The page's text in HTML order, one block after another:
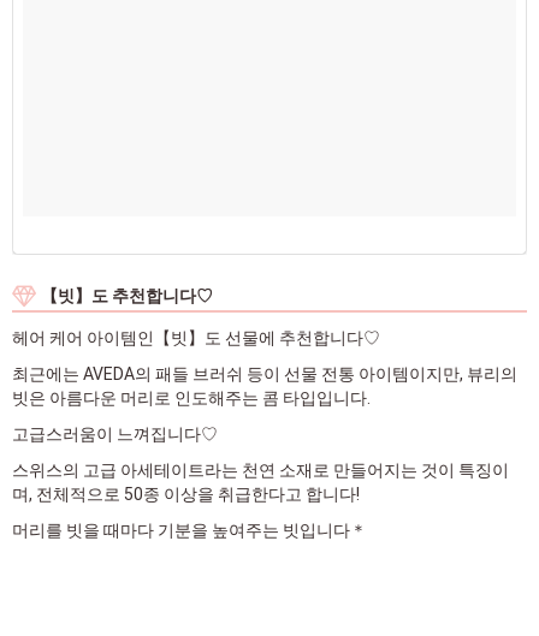
【빗】도 추천합니다♡
헤어 케어 아이템인【빗】도 선물에 추천합니다♡
최근에는 AVEDA의 패들 브러쉬 등이 선물 전통 아이템이지만, 뷰리의
빗은 아름다운 머리로 인도해주는 콤 타입입니다.
고급스러움이 느껴집니다♡
스위스의 고급 아세테이트라는 천연 소재로 만들어지는 것이 특징이
며, 전체적으로 50종 이상을 취급한다고 합니다!
머리를 빗을 때마다 기분을 높여주는 빗입니다＊